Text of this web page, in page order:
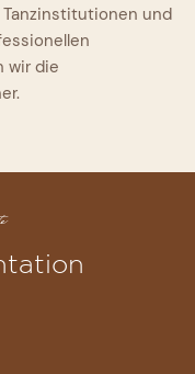
Tanzinstitutionen und
wir die